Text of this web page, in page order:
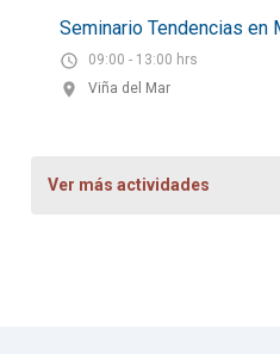
Seminario Tendencias en
09:00 - 13:00 hrs
Viña del Mar
Ver más actividades